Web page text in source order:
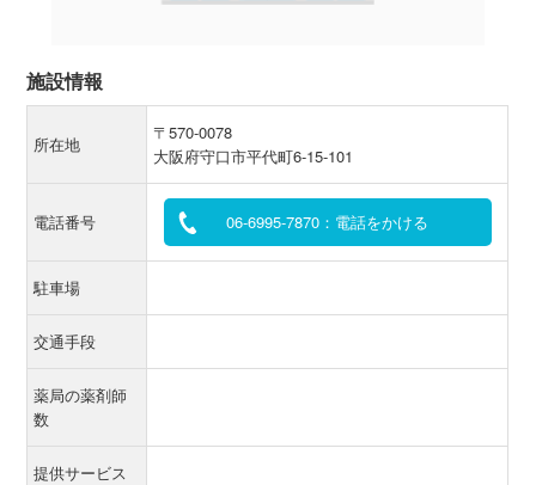
施設情報
所在地
〒570-0078
大阪府守口市平代町6-15-101
電話番号 06-6995-7870：電話をかける
駐車場
交通手段
薬局の薬剤師
数
提供サービス